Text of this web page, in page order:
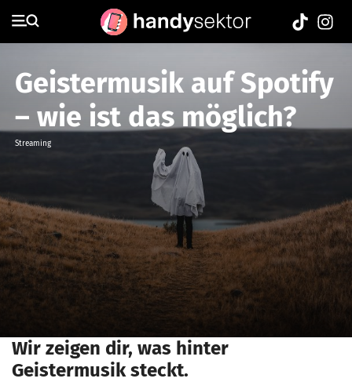
Geistermusik auf Spotify
– wie ist das möglich?
Streaming
Wir zeigen dir, was hinter
Geistermusik steckt.